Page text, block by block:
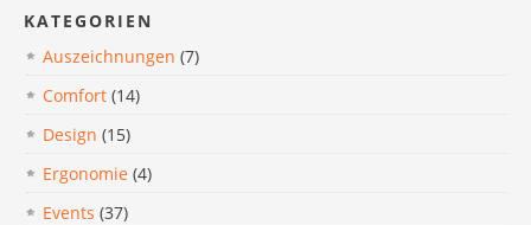
KATEGORIEN
Auszeichnungen (7)
Comfort (14)
Design (15)
Ergonomie (4)
Events (37)